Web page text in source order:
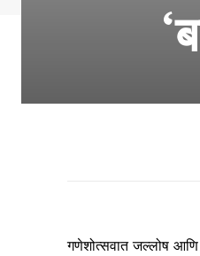
गणेशोत्सवात जल्लोष आणि